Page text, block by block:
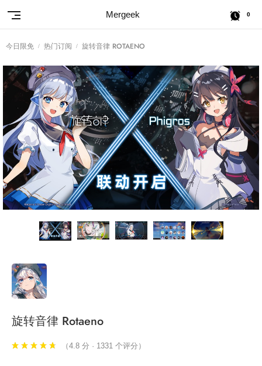
Mergeek 0
今日限免 热门订阅 旋转音律 ROTAENO
旋转音律 Rotaeno
（4.8 分 · 1331 个评分）